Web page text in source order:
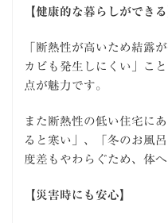
【健康的な暮らしができる
「断熱性が高いため結露
カビも発生しにくい」こ
点が魅力です。
また断熱性の低い住宅に
ると寒い」、「冬のお風
度差もやわらぐため、体
【災害時にも安心】